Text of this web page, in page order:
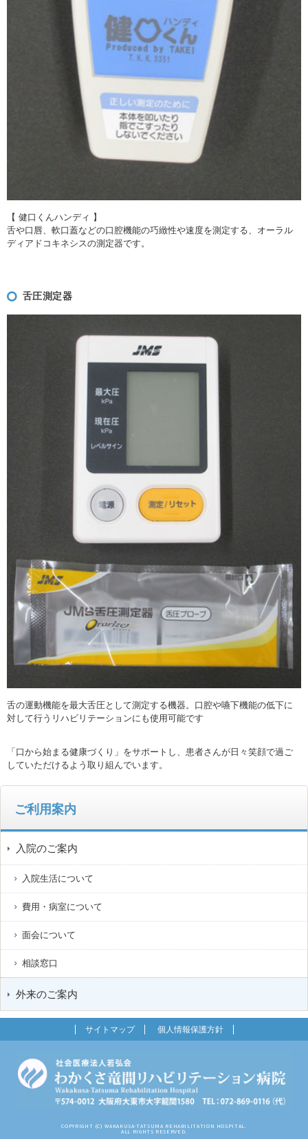
【 健口くんハンディ 】
舌や口唇、軟口蓋などの口腔機能の巧緻性や速度を測定する、オーラル
ディアドコキネシスの測定器です。
舌圧測定器
舌の運動機能を最大舌圧として測定する機器。口腔や嚥下機能の低下に
対して行うリハビリテーションにも使用可能です
「口から始まる健康づくり」をサポートし、患者さんが日々笑顔で過ご
していただけるよう取り組んでいます。
ご利用案内
入院のご案内
入院生活について
費用・病室について
面会について
相談窓口
外来のご案内
サイトマップ 個人情報保護方針
COPYRIGHT (C) WAKAKUSA-TATSUMA REHABILITATION HOSPITAL.
ALL RIGHTS RESERVED.